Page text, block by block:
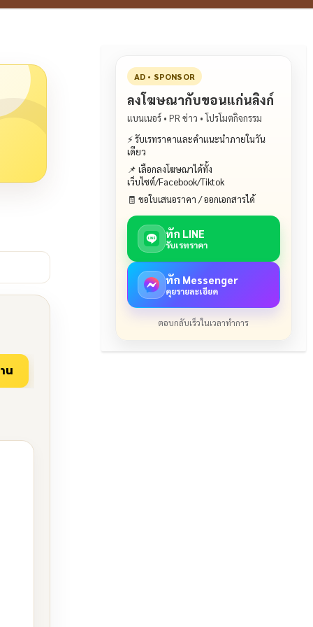
AD • SPONSOR
ลงโฆษณากับขอนแก่นลิงก์
แบนเนอร์ • PR ข่าว • โปรโมตกิจกรรม
⚡ รับเรทราคาและคำแนะนำภายในวัน
เดียว
📌 เลือกลงโฆษณาได้ทั้ง
เว็บไซต์/Facebook/Tiktok
🧾 ขอใบเสนอราคา / ออกเอกสารได้
ทัก LINE
รับเรทราคา
ทัก Messenger
คุยรายละเอียด
ตอบกลับเร็วในเวลาทำการ